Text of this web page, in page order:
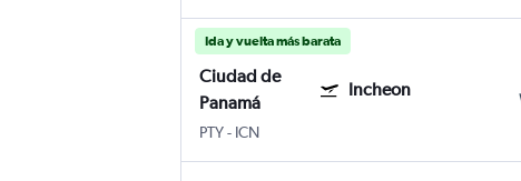
Ida y vuelta más barata
Ciudad de
Panamá
Incheon
PTY- ICN